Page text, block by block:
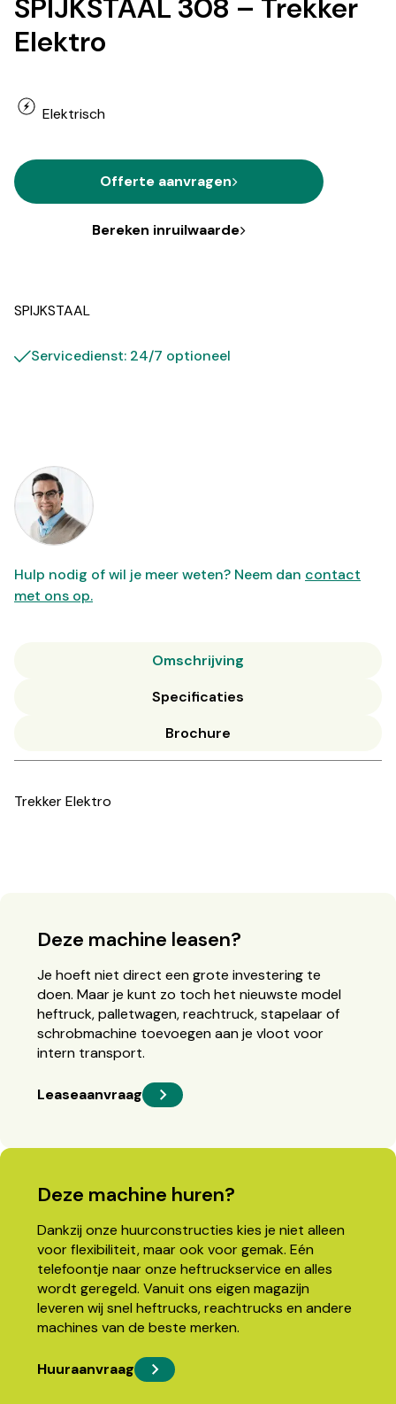
SPIJKSTAAL 308 – Trekker
Elektro
Elektrisch
Offerte aanvragen
Bereken inruilwaarde
SPIJKSTAAL
Servicedienst: 24/7 optioneel
Hulp nodig of wil je meer weten? Neem dan contact
met ons op.
Omschrijving
Specificaties
Brochure
Trekker Elektro
Deze machine leasen?
Je hoeft niet direct een grote investering te
doen. Maar je kunt zo toch het nieuwste model
heftruck, palletwagen, reachtruck, stapelaar of
schrobmachine toevoegen aan je vloot voor
intern transport.
Leaseaanvraag
Deze machine huren?
Dankzij onze huurconstructies kies je niet alleen
voor flexibiliteit, maar ook voor gemak. Eén
telefoontje naar onze heftruckservice en alles
wordt geregeld. Vanuit ons eigen magazijn
leveren wij snel heftrucks, reachtrucks en andere
machines van de beste merken.
Huuraanvraag